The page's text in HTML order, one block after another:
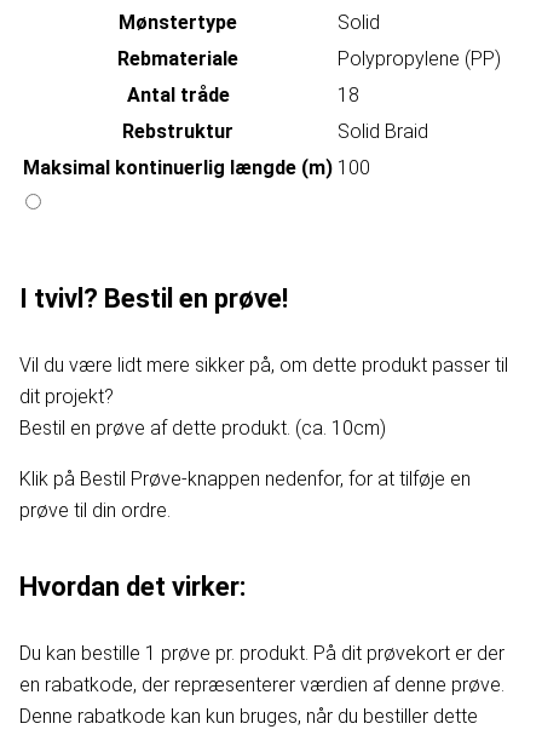
Mønstertype
Solid
Rebmateriale
Polypropylene (PP)
Antal tråde
18
Rebstruktur
Solid Braid
Maksimal kontinuerlig længde (m) 100
I tvivl? Bestil en prøve!
Vil du være lidt mere sikker på, om dette produkt passer til
dit projekt?
Bestil en prøve af dette produkt. (ca. 10cm)
Klik på Bestil Prøve-knappen nedenfor, for at tilføje en
prøve til din ordre.
Hvordan det virker:
Du kan bestille 1 prøve pr. produkt. På dit prøvekort er der
en rabatkode, der repræsenterer værdien af denne prøve.
Denne rabatkode kan kun bruges, når du bestiller dette